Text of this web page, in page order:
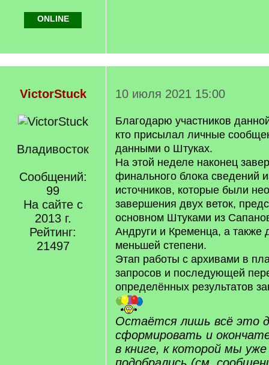
ONLINE
VictorStuck
Владивосток
Сообщений:
99
На сайте с
2013 г.
Рейтинг:
21497
10 июля 2021 15:00
Благодарю участников
кто присылал личные
данными о Штуках.
На этой неделе наконец
финального блока сведений
источников, которые были
завершения двух веток,
основном Штуками из
Андруги и Кременца, а также
меньшей степени.
Этап работы с архивами в
запросов и последующей
определённых результатов
Остаётся лишь всё это
сформировать и
в книге, к которой мы